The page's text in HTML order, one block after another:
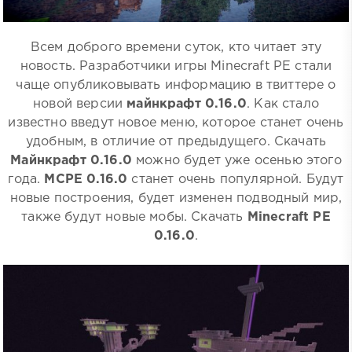
Всем доброго времени суток, кто читает эту
новость. Разработчики игры Minecraft PE стали
чаще опубликовывать информацию в твиттере о
новой версии майнкрафт 0.16.0. Как стало
известно введут новое меню, которое станет очень
удобным, в отличие от предыдущего. Скачать
Майнкрафт 0.16.0 можно будет уже осенью этого
года. MCPE 0.16.0 станет очень популярной. Будут
новые построения, будет изменен подводный мир,
также будут новые мобы. Скачать
Minecraft PE
0.16.0.